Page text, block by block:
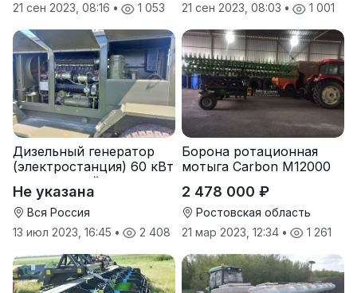
21 сен 2023, 08:16 • 1 053
21 сен 2023, 08:03 • 1 001
Дизельный генератор
(электростанция) 60 кВт
-автономный источник
электроэнергии
Не указана
Вся Россия
13 июл 2023, 16:45 • 2 408
Борона ротационная
мотыга Carbon М12000
2 478 000 ₽
Ростовская область
21 мар 2023, 12:34 • 1 261